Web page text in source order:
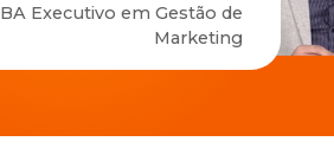
Executivo em Gestão de
Marketing